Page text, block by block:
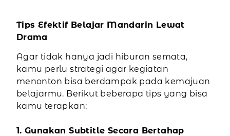
Tips Efektif Belajar Mandarin Lewat
Drama
Agar tidak hanya jadi hiburan semata,
kamu perlu strategi agar kegiatan
menonton bisa berdampak pada kemajuan
belajarmu. Berikut beberapa tips yang bisa
kamu terapkan:
1. Gunakan Subtitle Secara Bertahap